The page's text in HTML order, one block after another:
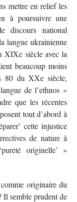
mettre en relief les
à poursuivre une
discours national
langue ukrainienne
XIXe siècle avec la
beaucoup moins
80 du XXe siècle,
de l’ethnos »
que les récentes
tout d’abord à
cette injustice
de nature à
originelle’ »
originaire du
Il semble prudent de